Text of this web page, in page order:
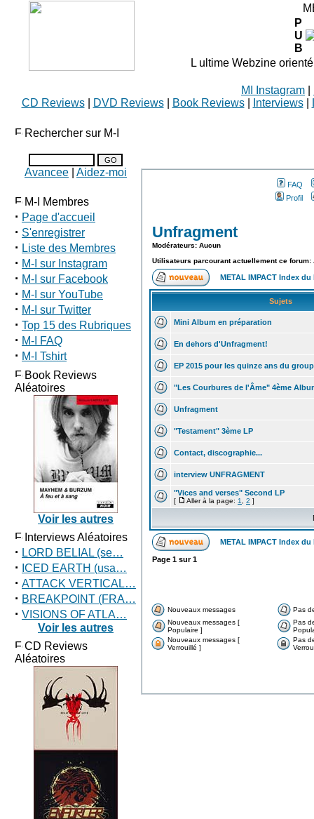
P
U
B
L ultime Webzine
MI Instagram
CD Reviews| DVD Reviews| Book Reviews| Interviews|
Rechercher sur M-I
Avancee Aidez-moi
M-I Membres
· Page d'accueil
· S'enregistrer
· Liste des Membres
· M-I sur Instagram
· M-I sur Facebook
· M-I sur YouTube
· M-I sur Twitter
· Top 15 des Rubriques
· M-I FAQ
· M-I Tshirt
Book Reviews
Aléatoires
Voir les autres
Interviews Aléatoires
· LORD BELIAL (se…
· ICED EARTH (usa…
· ATTACK VERTICAL…
· BREAKPOINT (FRA…
· VISIONS OF ATLA…
Voir les autres
CD Reviews
Aléatoires
FAQ
Profil
Unfragment
Modérateurs: Aucun
Utilisateurs parcourant actuellement ce forum:
METAL IMPACT Index
Sujets
Mini Album en préparation
En dehors d'Unfragment!
EP 2015 pour les quinze ans du
"Les Courbures de l'Âme" 4ème
Unfragment
"Testament" 3ème LP
Contact, discographie...
interview UNFRAGMENT
"Vices and verses" Second LP
[ Aller à la page: 1 2 ]
METAL IMPACT Index
Page 1 sur1
Nouveaux messages
Pas
Nouveaux messages [
Populaire ]
Pas
Nouveaux messages [
Verrouillé ]
Pas